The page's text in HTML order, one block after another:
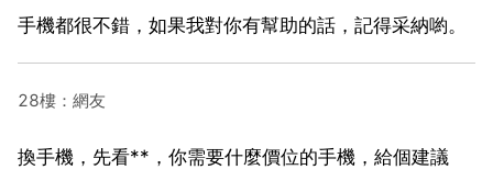
手機都很不錯，如果我對你有幫助的話，記得采納喲。
28樓：網友
換手機，先看**，你需要什麼價位的手機，給個建議